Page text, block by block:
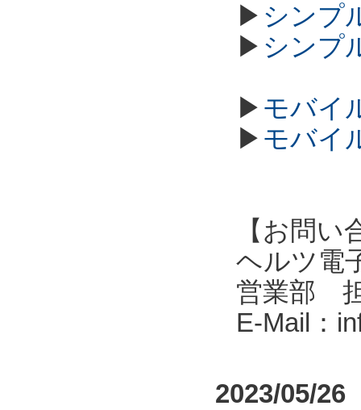
▶ シンプ
▶ シンプ
▶ モバイ
▶ モバイ
【お問い
ヘルツ電
営業部
E-Mail：
2023/05/26